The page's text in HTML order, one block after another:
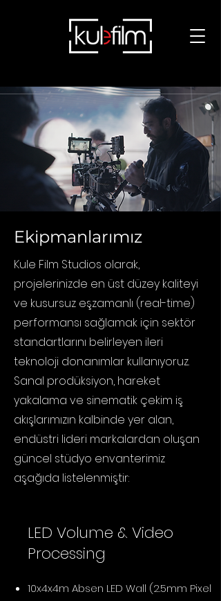
Ekipmanlarımız
Kule Film Studios olarak,
projelerinizde en üst düzey kaliteyi
ve kusursuz eşzamanlı (real-time)
performansı sağlamak için sektör
standartlarını belirleyen ileri
teknoloji donanımlar kullanıyoruz.
Sanal prodüksiyon, hareket
yakalama ve sinematik çekim iş
akışlarımızın kalbinde yer alan,
endüstri lideri markalardan oluşan
güncel stüdyo envanterimiz
aşağıda listelenmiştir:
LED Volume & Video
Processing
10x4x4m Absen LED Wall (2.5mm Pixel